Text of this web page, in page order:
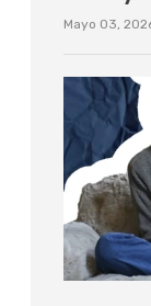
Mayo 03,